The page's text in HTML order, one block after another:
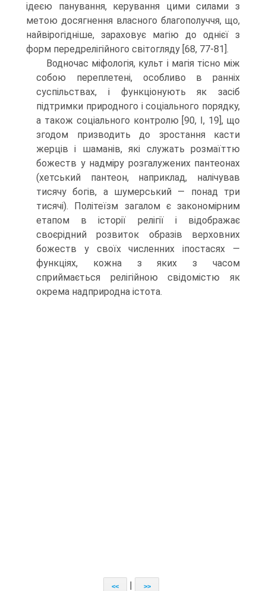
ідеєю панування, керування цими силами з
метою досягнення власного благополуччя, що,
найвірогідніше, зараховує магію до однієї з
форм передрелігійного світогляду [68, 77-81].
Водночас міфологія, культ і магія тісно між
собою переплетені, особливо в ранніх
суспільствах, і функціонують як засіб
підтримки природного і соціаль­ного порядку,
а також соціального контролю [90, І, 19], що
згодом призводить до зростання касти
жерців і шаманів, які служать розмаїттю
божеств у надміру розгалужених пантеонах
(хетський пантеон, наприклад, налічував
тисячу богів, а шумерський — понад три
тисячі). Політеїзм загалом є закономірним
етапом в історії релігії і відображає
своєрідний розвиток образів верховних
божеств у своїх численних іпостасях —
функціях, кожна з яких з часом
сприймається релігійною свідомістю як
окрема надприродна істота.
<< >>